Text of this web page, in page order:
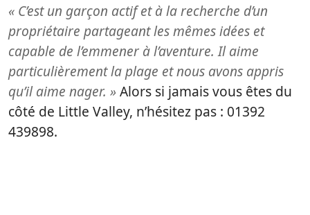
« C’est un garçon actif et à la recherche d’un
propriétaire partageant les mêmes idées et
capable de l’emmener à l’aventure. Il aime
particulièrement la plage et nous avons appris
qu’il aime nager. »Alors si jamais vous êtes du
côté de Little Valley, n’hésitez pas : 01392
439898.